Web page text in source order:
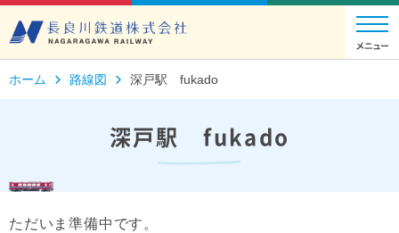
ホーム 路線図 深戸駅 fukado
深戸駅 fukado
ただいま準備中です。